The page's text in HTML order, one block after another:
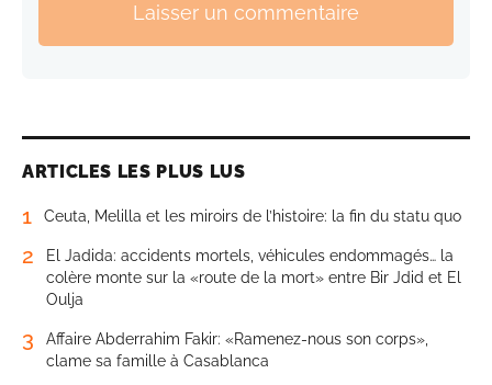
Laisser un commentaire
ARTICLES LES PLUS LUS
1 Ceuta, Melilla et les miroirs de l’histoire: la fin du statu quo
2
El Jadida: accidents mortels, véhicules endommagés… la
colère monte sur la «route de la mort» entre Bir Jdid et El
Oulja
3
Affaire Abderrahim Fakir: «Ramenez-nous son corps»,
clame sa famille à Casablanca